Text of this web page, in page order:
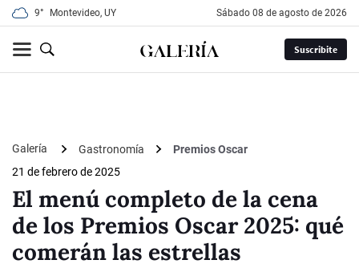
9° Montevideo, UY sábado 08 de agosto de 2026
Suscribite
Galería Gastronomía
Premios Oscar
21 de febrero de 2025
El menú completo de la cena
de los Premios Oscar 2025: qué
comerán las estrellas